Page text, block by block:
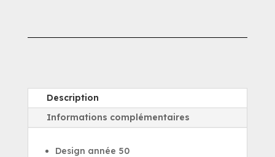
Description
Informations complémentaires
Design année 50